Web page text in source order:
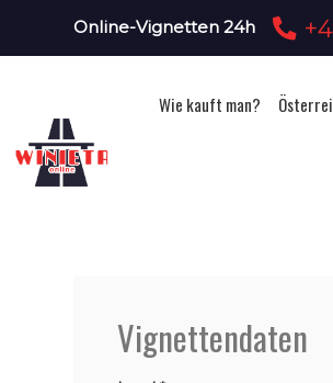
Online-Vignetten 24h
Wie kauft man?
Vignettendaten